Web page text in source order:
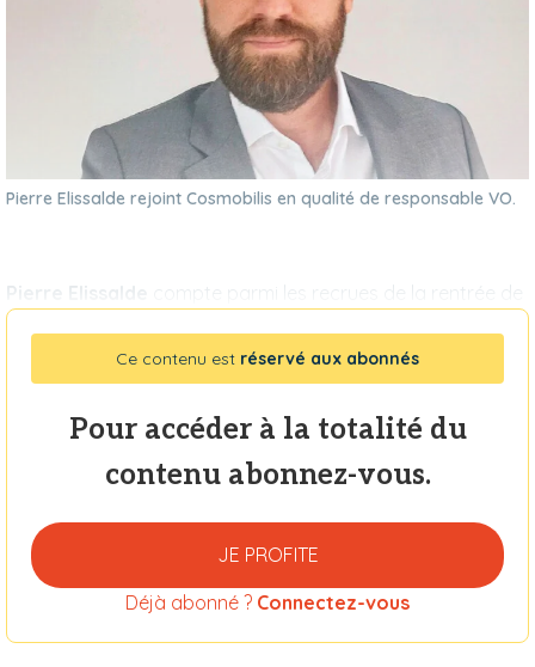
Pierre Elissalde rejoint Cosmobilis en qualité de responsable VO.
Pierre Elissalde compte parmi les recrues de la rentrée de
Ce contenu est réservé aux abonnés
Pour accéder à la totalité du
contenu abonnez-vous.
JE PROFITE
Déjà abonné ? Connectez-vous